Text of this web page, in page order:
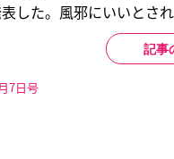
した。風邪にいいとさ
記事
7日号